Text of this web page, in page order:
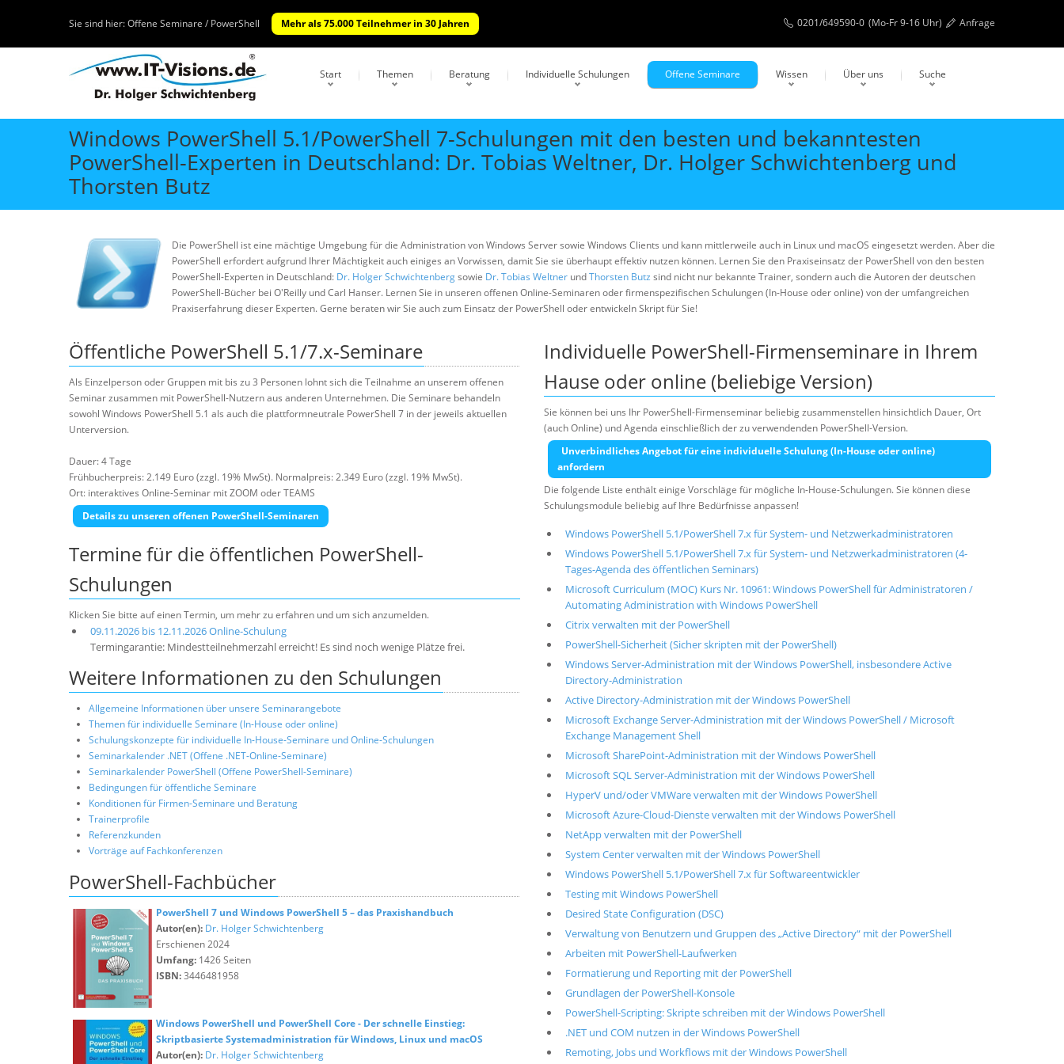
Sie sind hier:Offene Seminare / PowerShell Mehr als 75.000 Teilnehmer in 30 Jahren 0201/649590-0 (Mo-Fr 9-16 Uhr) Anfrage
Start Themen Beratung Individuelle Schulungen Offene Seminare Wissen Über uns Suche
Windows PowerShell 5.1/PowerShell 7-Schulungen mit den besten und bekanntesten
PowerShell-Experten in Deutschland: Dr. Tobias Weltner, Dr. Holger Schwichtenberg und
Thorsten Butz
Die PowerShell ist eine mächtige Umgebung für die Administration von Windows Server sowie Windows Clients und kann mittlerweile auch in Linux und macOS eingesetzt werden. Aber die
PowerShell erfordert aufgrund Ihrer Mächtigkeit auch einiges an Vorwissen, damit Sie sie überhaupt effektiv nutzen können. Lernen Sie den Praxiseinsatz der PowerShell von den besten
PowerShell-Experten in Deutschland: Dr. Holger Schwichtenbergsowie Dr. Tobias Weltner undThorsten Butz sind nicht nur bekannte Trainer, sondern auch die Autoren der deutschen
PowerShell-Bücher bei O'Reilly und Carl Hanser. Lernen Sie in unseren offenen Online-Seminaren oder firmenspezifischen Schulungen (In-House oder online) von der umfangreichen
Praxiserfahrung dieser Experten. Gerne beraten wir Sie auch zum Einsatz der PowerShell oder entwickeln Skript für Sie!
Öffentliche PowerShell 5.1/7.x-Seminare
Als Einzelperson oder Gruppen mit bis zu 3 Personen lohnt sich die Teilnahme an unserem offenen
Seminar zusammen mit PowerShell-Nutzern aus anderen Unternehmen. Die Seminare behandeln
sowohl Windows PowerShell 5.1 als auch die plattformneutrale PowerShell 7 in der jeweils aktuellen
Unterversion.
Dauer: 4 Tage
Frühbucherpreis: 2.149 Euro (zzgl. 19% MwSt). Normalpreis: 2.349 Euro (zzgl. 19% MwSt).
Ort: interaktives Online-Seminar mit ZOOM oder TEAMS
Details zu unseren offenen PowerShell-Seminaren
Termine für die öffentlichen PowerShell-
Schulungen
Klicken Sie bitte auf einen Termin, um mehr zu erfahren und um sich anzumelden.
09.11.2026 bis 12.11.2026 Online-Schulung
Termingarantie: Mindestteilnehmerzahl erreicht! Es sind noch wenige Plätze frei.
Weitere Informationen zu den Schulungen
Allgemeine Informationen über unsere Seminarangebote
Themen für individuelle Seminare (In-House oder online)
Schulungskonzepte für individuelle In-House-Seminare und Online-Schulungen
Seminarkalender .NET (Offene .NET-Online-Seminare)
Seminarkalender PowerShell (Offene PowerShell-Seminare)
Bedingungen für öffentliche Seminare
Konditionen für Firmen-Seminare und Beratung
Trainerprofile
Referenzkunden
Vorträge auf Fachkonferenzen
PowerShell-Fachbücher
PowerShell 7 und Windows PowerShell 5 – das Praxishandbuch
Autor(en): Dr. Holger Schwichtenberg
Erschienen 2024
Umfang: 1426 Seiten
ISBN:3446481958
Windows PowerShell und PowerShell Core - Der schnelle Einstieg:
Skriptbasierte Systemadministration für Windows, Linux und macOS
Autor(en): Dr. Holger Schwichtenberg
Individuelle PowerShell-Firmenseminare in Ihrem
Hause oder online (beliebige Version)
Sie können bei uns Ihr PowerShell-Firmenseminar beliebig zusammenstellen hinsichtlich Dauer, Ort
(auch Online) und Agenda einschließlich der zu verwendenden PowerShell-Version.
Unverbindliches Angebot für eine individuelle Schulung (In-House oder online)
anfordern
Die folgende Liste enthält einige Vorschläge für mögliche In-House-Schulungen. Sie können diese
Schulungsmodule beliebig auf Ihre Bedürfnisse anpassen!
Windows PowerShell 5.1/PowerShell 7.x für System- und Netzwerkadministratoren
Windows PowerShell 5.1/PowerShell 7.x für System- und Netzwerkadministratoren (4-
Tages-Agenda des öffentlichen Seminars)
Microsoft Curriculum (MOC) Kurs Nr. 10961: Windows PowerShell für Administratoren /
Automating Administration with Windows PowerShell
Citrix verwalten mit der PowerShell
PowerShell-Sicherheit (Sicher skripten mit der PowerShell)
Windows Server-Administration mit der Windows PowerShell, insbesondere Active
Directory-Administration
Active Directory-Administration mit der Windows PowerShell
Microsoft Exchange Server-Administration mit der Windows PowerShell / Microsoft
Exchange Management Shell
Microsoft SharePoint-Administration mit der Windows PowerShell
Microsoft SQL Server-Administration mit der Windows PowerShell
HyperV und/oder VMWare verwalten mit der Windows PowerShell
Microsoft Azure-Cloud-Dienste verwalten mit der Windows PowerShell
NetApp verwalten mit der PowerShell
System Center verwalten mit der Windows PowerShell
Windows PowerShell 5.1/PowerShell 7.x für Softwareentwickler
Testing mit Windows PowerShell
Desired State Configuration (DSC)
Verwaltung von Benutzern und Gruppen des „Active Directory“ mit der PowerShell
Arbeiten mit PowerShell-Laufwerken
Formatierung und Reporting mit der PowerShell
Grundlagen der PowerShell-Konsole
PowerShell-Scripting: Skripte schreiben mit der Windows PowerShell
.NET und COM nutzen in der Windows PowerShell
Remoting, Jobs und Workflows mit der Windows PowerShell